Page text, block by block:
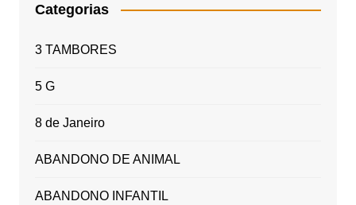
Categorias
3 TAMBORES
5 G
8 de Janeiro
ABANDONO DE ANIMAL
ABANDONO INFANTIL